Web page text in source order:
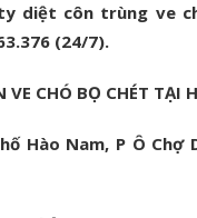
diệt côn trùng ve
(24/7).
VE CHÓ BỌ CHÉT TẠI
Hào Nam, P Ô Chợ